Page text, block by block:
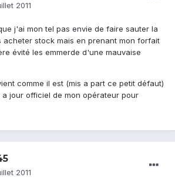
2011
j'ai mon tel pas envie de faire sauter la
acheter stock mais en prenant mon forfait
évité les emmerde d'une mauvaise
comme il est (mis a part ce petit défaut)
jour officiel de mon opérateur pour
2011